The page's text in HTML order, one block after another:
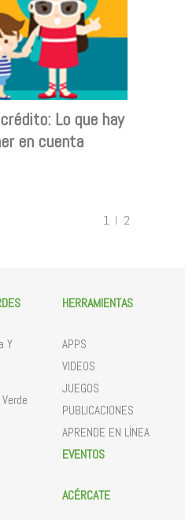
Lo que hay
en cuenta
1 2
Y
HERRAMIENTAS
APPS
VIDEOS
JUEGOS
PUBLICACIONES
APRENDE EN LÍNEA
EVENTOS
ACÉRCATE